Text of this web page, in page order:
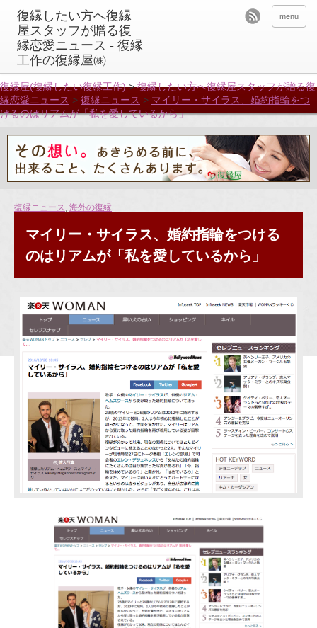
menu
復縁屋(復縁したい復縁工作)>復縁したい方へ復縁屋スタッフが贈る復
縁恋愛ニュース > 復縁ニュース > マイリー・サイラス、婚約指輪をつ
けるのはリアムが「私を愛しているから」
復縁ニュース 海外の復縁
マイリー・サイラス、婚約指輪をつける
のはリアムが「私を愛しているから」